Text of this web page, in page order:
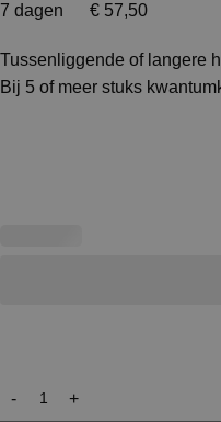
7 dagen € 57,50
Tussenliggende of langere
Bij 5 of meer stuks